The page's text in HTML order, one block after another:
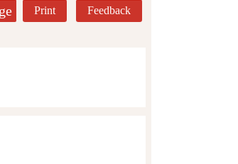
Print Feedback